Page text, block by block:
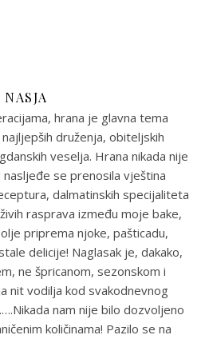
NASJA
hrana je glavna tema
druženja, obiteljskih
veselja. Hrana nikada nije
se prenosila vještina
dalmatinskih specijaliteta
rasprava između moje bake,
priprema njoke, pašticadu,
delicije! Naglasak je, dakako,
ne špricanom, sezonskom i
nit vodilja kod svakodnevnog
nam nije bilo dozvoljeno
količinama! Pazilo se na